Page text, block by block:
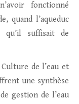
fonctionné
quand l’aqueduc
qu’il suffisait de
de l’eau et
une synthèse
gestion de l’eau